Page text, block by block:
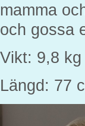
mamma
och gossa
Vikt: 9,8 kg
Längd: 77